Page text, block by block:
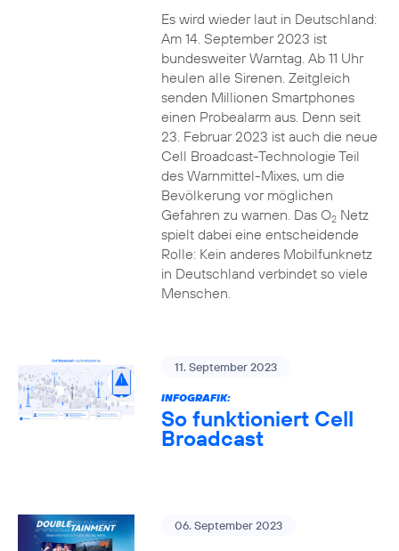
Es wird wieder laut in Deutschland:
Am 14. September 2023 ist
bundesweiter Warntag. Ab 11 Uhr
heulen alle Sirenen. Zeitgleich
senden Millionen Smartphones
einen Probealarm aus. Denn seit
23. Februar 2023 ist auch die neue
Cell Broadcast-Technologie Teil
des Warnmittel-Mixes, um die
Bevölkerung vor möglichen
Gefahren zu warnen. Das O2Netz
spielt dabei eine entscheidende
Rolle: Kein anderes Mobilfunknetz
in Deutschland verbindet so viele
Menschen.
11. September 2023
INFOGRAFIK:
So funktioniert Cell
Broadcast
06. September 2023